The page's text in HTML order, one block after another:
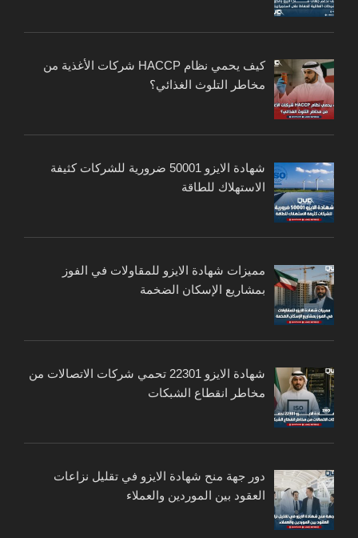
كيف يحمي نظام HACCP شركات الأغذية من
مخاطر التلوث الغذائي؟
شهادة الايزو 50001 ضرورية للشركات كثيفة
الاستهلاك للطاقة
مميزات شهادة الايزو للمقاولات في الفوز
بمشاريع الإسكان الضخمة
شهادة الايزو 22301 تحمي شركات الاتصالات من
مخاطر انقطاع الشبكات
دور جهة منح شهادة الايزو في تقليل نزاعات
العقود بين الموردين والعملاء